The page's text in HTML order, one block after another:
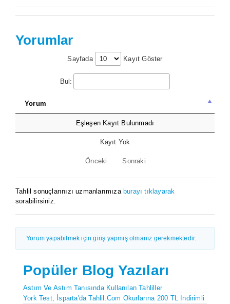
Yorumlar
Sayfada Kayıt Göster
Bul:
Yorum
Eşleşen Kayıt Bulunmadı
Kayıt Yok
Önceki Sonraki
Tahlil sonuçlarınızı uzmanlarımıza burayı tıklayarak
sorabilirsiniz.
Yorum yapabilmek için giriş yapmış olmanız gerekmektedir.
Popüler Blog Yazıları
Astım Ve Astım Tanısında Kullanılan Tahliller
York Test, İsparta'da Tahlil.com Okurlarına 200 TL Indirimli